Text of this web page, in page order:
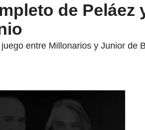
de Peláez
entre Millonarios y Junior de